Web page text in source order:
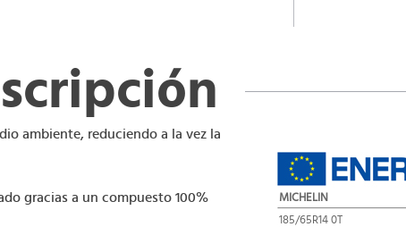
ambiente, reduciendo a la vez la
gracias a un compuesto 100%
MICHELIN
185/65R14 0T